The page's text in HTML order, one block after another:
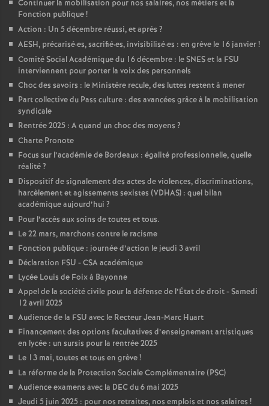
é
a
n
s
o
u
s
Continuer la mobilisation pour nos salaires, nos métiers et la
Fonction publique!
Action : Un 5 décembre réussi, et après ?
AESH, précarisé·es, sacrifié·es, invisibilisé·es : en grève le 16 janvier!
Comité Social Académique du 16 décembre : le SNES et la FSU
interviennent pour porter la voix des personnels
Choc des savoirs : le Ministère recule, des luttes restent à mener
Part collective du Pass culture : des avancées grâce à la mobilisation
syndicale
Rentrée 2025 : A quand un choc des moyens ?
Charte Pronote
Focus sur l’académie de Bordeaux : égalité professionnelle, quelle
réalité?
Dispositif de signalement des actes de violences, discriminations,
harcèlement et agissements sexistes (VDHAS) : quel bilan
académique aujourd’hui ?
Pour l’accès aux soins de toutes et tous.
Le 22 mars, marchons contre le racisme
Fonction publique : journée d’action le jeudi 3 avril
Déclaration FSU - CSA académique
Lycée Louis de Foix à Bayonne
Appel de la société civile pour la défense de l’État de droit - Samedi
12 avril 2025
Audience de la FSU avec le Recteur Jean-Marc Huart
Financement des options facultatives d’enseignement artistiques
en lycée : un sursis pour la rentrée 2025
Le 13 mai, toutes et tous en grève!
La réforme de la Protection Sociale Complémentaire (PSC)
Audience examens avec la DEC du 6 mai 2025
Jeudi 5 juin 2025 : pour nos retraites, nos emplois et nos salaires !